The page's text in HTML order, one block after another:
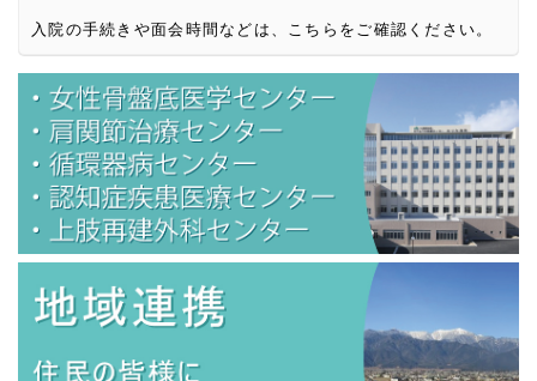
入院の手続きや面会時間などは、こちらをご確認ください。